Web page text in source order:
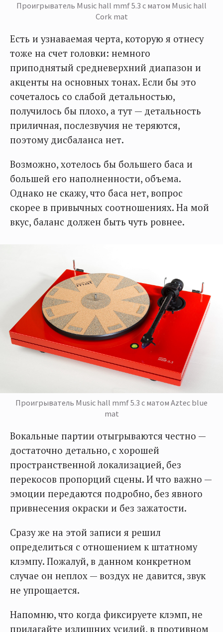
Проигрыватель Music hall mmf 5.3 с матом Music hall
Cork mat
Есть и узнаваемая черта, которую я отнесу
тоже на счет головки: немного
приподнятый средневерхний диапазон и
акценты на основных тонах. Если бы это
сочеталось со слабой детальностью,
получилось бы плохо, а тут — детальность
приличная, послезвучия не теряются,
поэтому дисбаланса нет.
Возможно, хотелось бы большего баса и
большей его наполненности, объема.
Однако не скажу, что баса нет, вопрос
скорее в привычных соотношениях. На мой
вкус, баланс должен быть чуть ровнее.
Проигрыватель Music hall mmf 5.3 с матом Aztec blue
mat
Вокальные партии отыгрываются честно —
достаточно детально, с хорошей
пространственной локализацией, без
перекосов пропорций сцены. И что важно —
эмоции передаются подробно, без явного
привнесения окраски и без зажатости.
Сразу же на этой записи я решил
определиться с отношением к штатному
клэмпу. Пожалуй, в данном конкретном
случае он неплох — воздух не давится, звук
не упрощается.
Напомню, что когда фиксируете клэмп, не
прилагайте излишних усилий, в противном